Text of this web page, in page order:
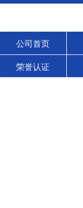
公司首页
荣誉认证